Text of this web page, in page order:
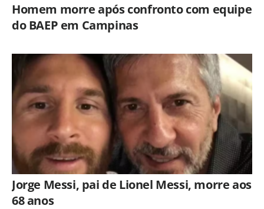
Homem morre após confronto com equipe
do BAEP em Campinas
Jorge Messi, pai de Lionel Messi, morre aos
68 anos